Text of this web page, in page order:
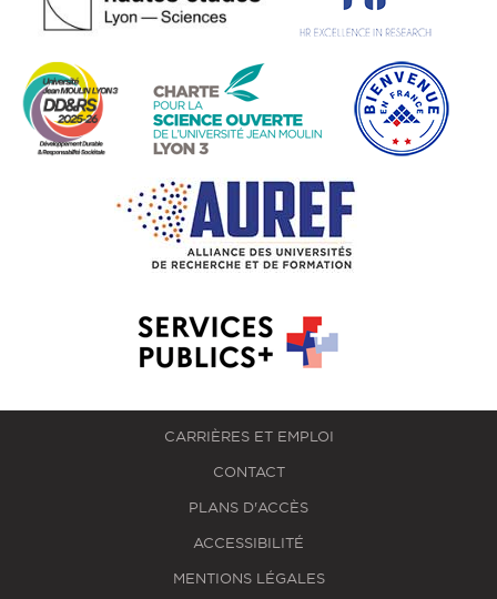
CARRIÈRES ET EMPLOI
CONTACT
PLANS D'ACCÈS
ACCESSIBILITÉ
MENTIONS LÉGALES